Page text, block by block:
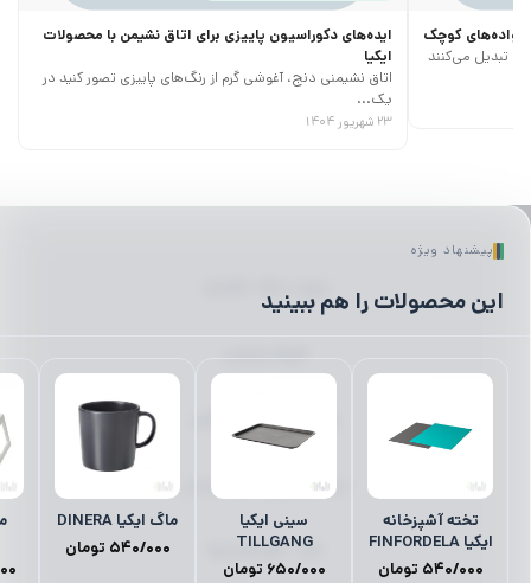
کوچک
تبدیل می‌کنند
ایده‌های دکوراسیون پاییزی برای اتاق نشیمن با محصولات
ایکیا
اتاق نشیمنی دنج، آغوشی گرم از رنگ‌های پاییزی تصور کنید در
یک...
۲۳ شهریور ۱۴۰۴
پیشنهاد ویژه
این محصولات را هم ببینید
تخته آشپزخانه
ایکیا FINFORDELA
540/000 تومان
سینی ایکیا
TILLGANG
650/000 تومان
ماگ ایکیا DINERA
540/000 تومان
ظروف پذیرایی
رانر | رومیزی | زیر بشقابی
میز ناهارخوری | میز | صندلی
کمد | نظم‌دهنده‌ها